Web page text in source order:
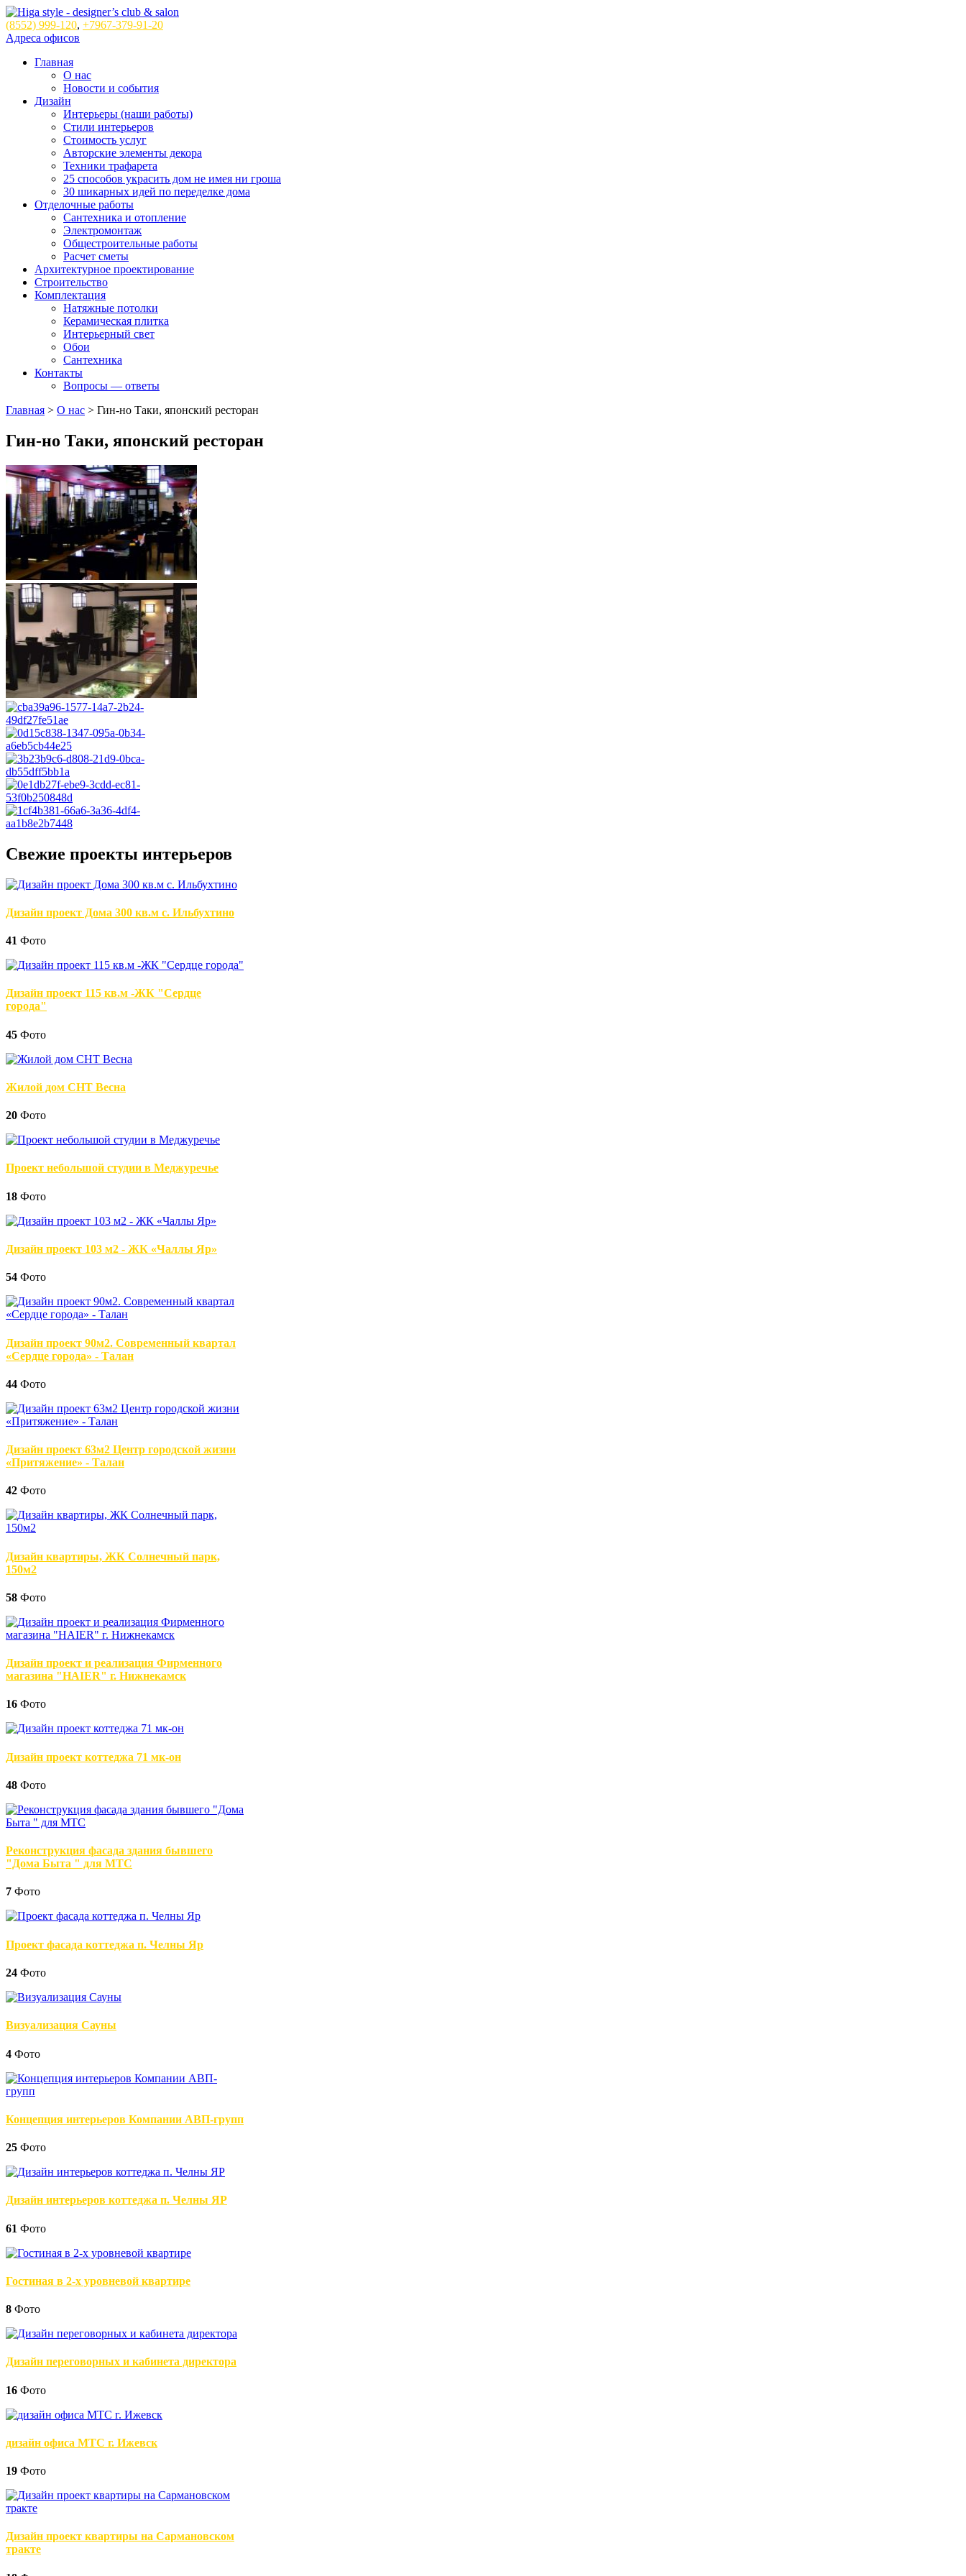
(8552) 999-120, +7967-379-91-20
Адреса офисов
Главная
О нас
Новости и события
Дизайн
Интерьеры (наши работы)
Стили интерьеров
Стоимость услуг
Авторские элементы декора
Техники трафарета
25 способов украсить дом не имея ни гроша
30 шикарных идей по переделке дома
Отделочные работы
Сантехника и отопление
Электромонтаж
Общестроительные работы
Расчет сметы
Архитектурное проектирование
Строительство
Комплектация
Натяжные потолки
Керамическая плитка
Интерьерный свет
Обои
Сантехника
Контакты
Вопросы — ответы
Главная > О нас > Гин-но Таки, японский ресторан
Гин-но Таки, японский ресторан
Свежие проекты интерьеров
Дизайн проект Дома 300 кв.м с. Ильбухтино
41 Фото
Дизайн проект 115 кв.м -ЖК "Сердце
города"
45 Фото
Жилой дом СНТ Весна
20 Фото
Проект небольшой студии в Меджуречье
18 Фото
Дизайн проект 103 м2 - ЖК «Чаллы Яр»
54 Фото
Дизайн проект 90м2. Современный квартал
«Сердце города» - Талан
44 Фото
Дизайн проект 63м2 Центр городской жизни
«Притяжение» - Талан
42 Фото
Дизайн квартиры, ЖК Солнечный парк,
150м2
58 Фото
Дизайн проект и реализация Фирменного
магазина "HAIER" г. Нижнекамск
16 Фото
Дизайн проект коттеджа 71 мк-он
48 Фото
Реконструкция фасада здания бывшего
"Дома Быта " для МТС
7 Фото
Проект фасада коттеджа п. Челны Яр
24 Фото
Визуализация Сауны
4 Фото
Концепция интерьеров Компании АВП-групп
25 Фото
Дизайн интерьеров коттеджа п. Челны ЯР
61 Фото
Гостиная в 2-х уровневой квартире
8 Фото
Дизайн переговорных и кабинета директора
16 Фото
дизайн офиса МТС г. Ижевск
19 Фото
Дизайн проект квартиры на Сармановском
тракте